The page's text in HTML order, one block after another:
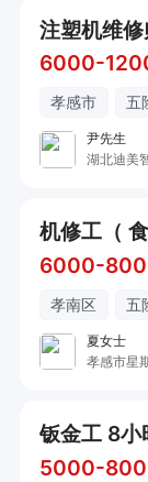
注塑机维
6000-
孝感市 五
尹先生
湖北迪美
6000-
孝南区 五
夏女士
孝感市星
钣金工 8
5000-